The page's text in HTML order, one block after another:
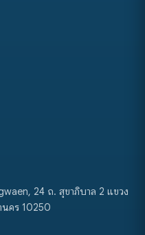
24 ถ. สุขาภิบาล 2 แขวง
นคร 10250